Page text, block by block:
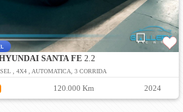
SANTA FE 2.2
, 4X4 , AUTOMATICA, 3 CORRIDA
120.000 Km 2024